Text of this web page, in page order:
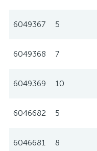
6049367 5
6049368 7
6049369 10
6046682 5
6046681 8